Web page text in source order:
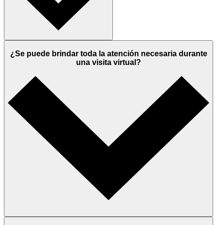
¿Se puede brindar toda la atención necesaria durante
una visita virtual?